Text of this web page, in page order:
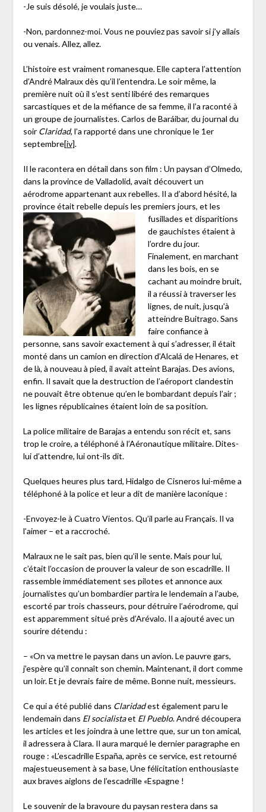
-Je suis désolé, je voulais juste…
-Non, pardonnez-moi. Vous ne pouviez pas savoir si j’y allais
ou venais. Allez, allez.
L’histoire est vraiment romanesque. Elle captera l’attention
d’André Malraux dès qu’il l’entendra. Le soir même, la
première nuit où il s’est senti libéré des remarques
sarcastiques et de la méfiance de sa femme, il l’a raconté à
un groupe de journalistes. Carlos de Baráibar, du journal du
soir Claridad, l’a rapporté dans une chronique le 1er
septembre[iv].
Il le racontera en détail dans son film : Un paysan d’Olmedo,
dans la province de Valladolid, avait découvert un
aérodrome appartenant aux rebelles. Il a d’abord hésité, la
province était rebelle depuis les premiers jours, et les
fusillades et disparitions
de gauchistes étaient à
l’ordre du jour.
Finalement, en marchant
dans les bois, en se
cachant au moindre bruit,
il a réussi à traverser les
lignes, de nuit, jusqu’à
atteindre Buitrago. Sans
faire confiance à
personne, sans savoir exactement à qui s’adresser, il était
monté dans un camion en direction d’Alcalá de Henares, et
de là, à nouveau à pied, il avait atteint Barajas. Des avions,
enfin. Il savait que la destruction de l’aéroport clandestin
ne pouvait être obtenue qu’en le bombardant depuis l’air ;
les lignes républicaines étaient loin de sa position.
La police militaire de Barajas a entendu son récit et, sans
trop le croire, a téléphoné à l’Aéronautique militaire. Dites-
lui d’attendre, lui ont-ils dit.
Quelques heures plus tard, Hidalgo de Cisneros lui-même a
téléphoné à la police et leur a dit de manière laconique :
-Envoyez-le à Cuatro Vientos. Qu’il parle au Français. Il va
l’aimer – et a raccroché.
Malraux ne le sait pas, bien qu’il le sente. Mais pour lui,
c’était l’occasion de prouver la valeur de son escadrille. Il
rassemble immédiatement ses pilotes et annonce aux
journalistes qu’un bombardier partira le lendemain a l’aube,
escorté par trois chasseurs, pour détruire l’aérodrome, qui
est apparemment situé près d’Arévalo. Il a ajouté avec un
sourire détendu :
– «On va mettre le paysan dans un avion. Le pauvre gars,
j’espère qu’il connaît son chemin. Maintenant, il dort comme
un loir. Et je devrais faire de même. Bonne nuit, messieurs.
Ce qui a été publié dans Claridadest également paru le
lendemain dans El socialistaet El Pueblo. André découpera
les articles et les joindra à une lettre que, sur un ton amical,
il adressera à Clara. Il aura marqué le dernier paragraphe en
rouge : «L’escadrille España, après ce service, est retourné
majestueusement à sa base, Une félicitation enthousiaste
aux braves aiglons de l’escadrille «Espagne !
Le souvenir de la bravoure du paysan restera dans sa